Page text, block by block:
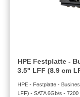
HPE Festplatte -
3.5" LFF (8.9 cm
HPE - Festplatte -
LFF) - SATA 6Gb/s -